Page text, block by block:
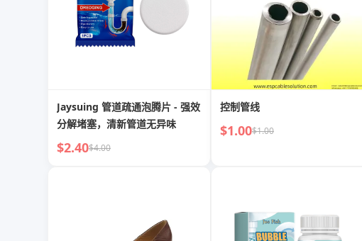
Jaysuing 管道疏通泡腾片 - 强效
分解堵塞，清新管道无异味
$2.40$4.00
控制管线
$1.00$1.00